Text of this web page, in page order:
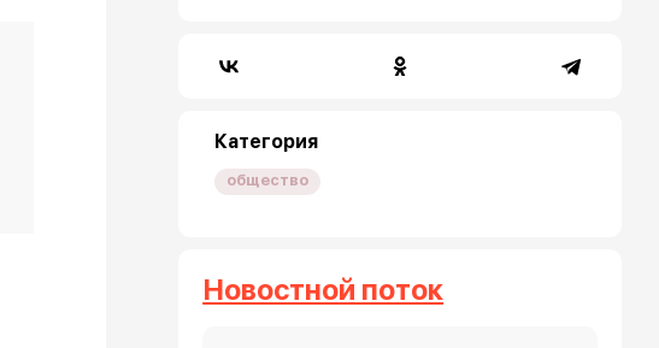
Категория
общество
Новостной поток